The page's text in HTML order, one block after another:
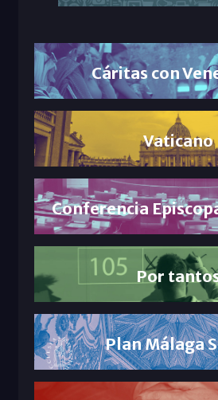
Cáritas con
Vaticano
Conferencia
Por
Plan Málaga